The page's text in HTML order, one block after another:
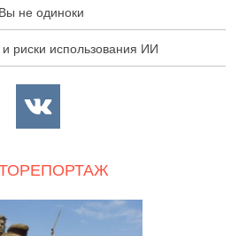
Вы не одиноки
риски использования ИИ